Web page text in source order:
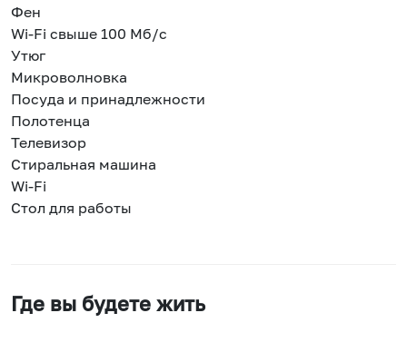
Фен
Wi-Fi свыше 100 Мб/с
Утюг
Микроволновка
Посуда и принадлежности
Полотенца
Телевизор
Стиральная машина
Wi-Fi
Стол для работы
Где вы будете жить